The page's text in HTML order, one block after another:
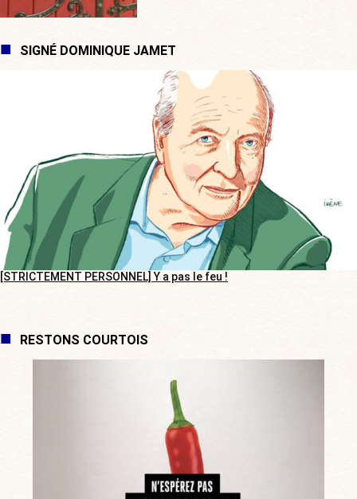
SIGNÉ DOMINIQUE JAMET
[STRICTEMENT PERSONNEL] Y a pas le feu !
RESTONS COURTOIS